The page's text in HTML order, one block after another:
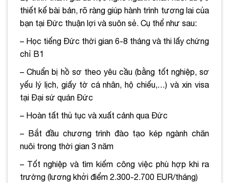
thiết kế bài bản, rõ ràng giúp hành trình tương lai của
bạn tại Đức thuận lợi và suôn sẻ. Cụ thể như sau:
– Học tiếng Đức thời gian 6-8 tháng và thi lấy chứng
chỉ B1
– Chuẩn bị hồ sơ theo yêu cầu (bằng tốt nghiệp, sơ
yếu lý lịch, giấy tờ cá nhân, hộ chiếu,…) và xin visa
tại Đại sứ quán Đức
– Hoàn tất thủ tục và xuất cảnh qua Đức
– Bắt đầu chương trình đào tạo kép ngành chăn
nuôi trong thời gian 3 năm
– Tốt nghiệp và tìm kiếm công việc phù hợp khi ra
trường (lương khởi điểm 2.300-2.700 EUR/tháng)